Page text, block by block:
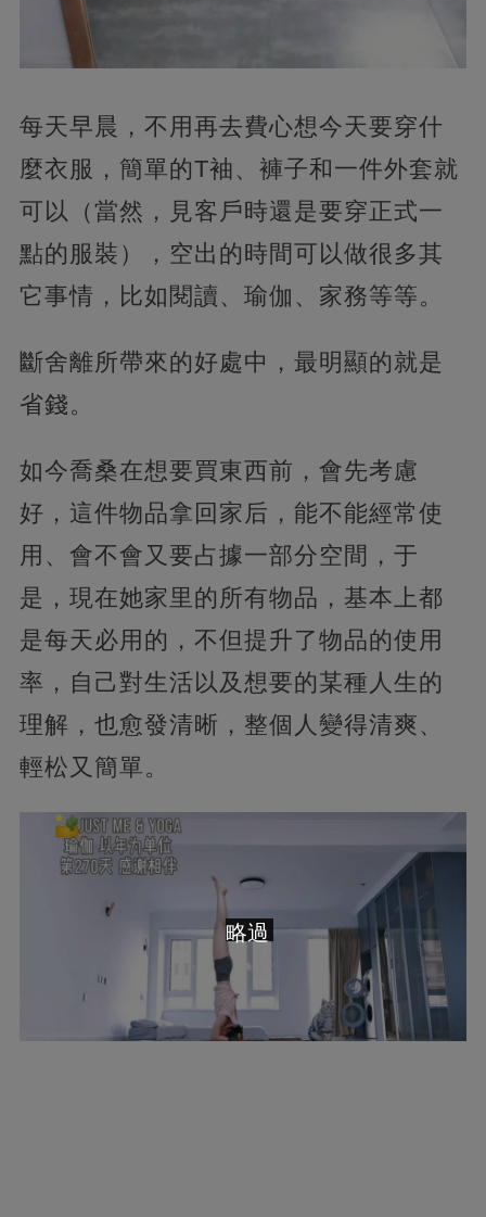
每天早晨，不用再去費心想今天要穿什
麼衣服，簡單的T袖、褲子和一件外套就
可以（當然，見客戶時還是要穿正式一
點的服裝），空出的時間可以做很多其
它事情，比如閱讀、瑜伽、家務等等。
斷舍離所帶來的好處中，最明顯的就是
省錢。
如今喬桑在想要買東西前，會先考慮
好，這件物品拿回家后，能不能經常使
用、會不會又要占據一部分空間，于
是，現在她家里的所有物品，基本上都
是每天必用的，不但提升了物品的使用
率，自己對生活以及想要的某種人生的
理解，也愈發清晰，整個人變得清爽、
輕松又簡單。
略過